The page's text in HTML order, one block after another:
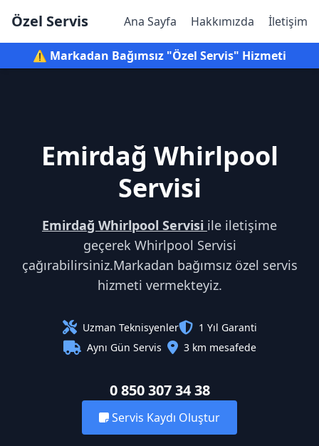
Özel Servis Ana Sayfa Hakkımızda İletişim
⚠️ Markadan Bağımsız "Özel Servis" Hizmeti
Emirdağ Whirlpool
Servisi
Emirdağ Whirlpool Servisi ile iletişime
geçerek Whirlpool Servisi
çağırabilirsiniz.Markadan bağımsız özel servis
hizmeti vermekteyiz.
Uzman Teknisyenler
1 Yıl Garanti
Aynı Gün Servis
3 km mesafede
0 850 307 34 38
Servis Kaydı Oluştur